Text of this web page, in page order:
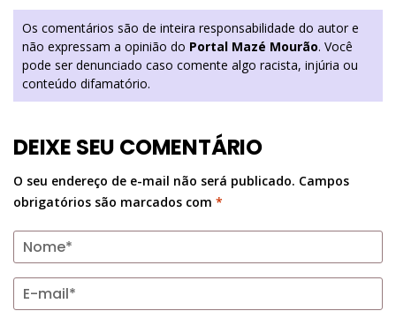
Os comentários são de inteira responsabilidade do autor e
não expressam a opinião do Portal Mazé Mourão. Você
pode ser denunciado caso comente algo racista, injúria ou
conteúdo difamatório.
DEIXE SEU COMENTÁRIO
O seu endereço de e-mail não será publicado. Campos
obrigatórios são marcados com *